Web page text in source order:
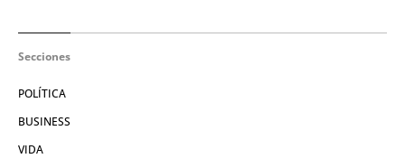
Secciones
POLÍTICA
BUSINESS
VIDA